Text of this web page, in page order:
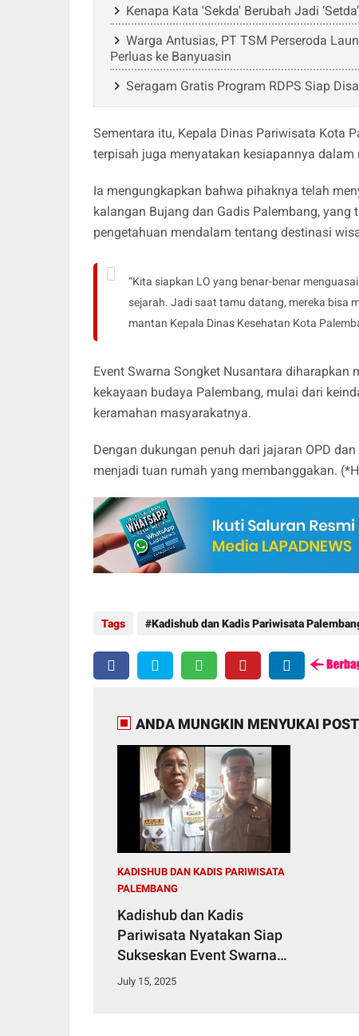
Kenapa Kata 'Sekda' Berubah Jadi
Warga Antusias, PT TSM Perseroda
Perluas ke Banyuasin
Seragam Gratis Program RDPS Siap
Sementara itu, Kepala Dinas Pariwisata Kota
terpisah juga menyatakan kesiapannya
Ia mengungkapkan bahwa pihaknya telah
kalangan Bujang dan Gadis Palembang,
pengetahuan mendalam tentang destinasi
“Kita siapkan LO yang benar-benar
sejarah. Jadi saat tamu datang, mereka bisa
mantan Kepala Dinas Kesehatan Kota
Event Swarna Songket Nusantara
kekayaan budaya Palembang, mulai dari
keramahan masyarakatnya.
Dengan dukungan penuh dari jajaran OPD
menjadi tuan rumah yang membanggakan.
Tags Kadishub dan Kadis Pariwisata
ANDA MUNGKIN MENYUKAI
KADISHUB DAN KADIS PARIWISATA
PALEMBANG
Kadishub dan Kadis
Pariwisata Nyatakan Siap
Sukseskan Event Swarna
Songket Nusantara
July 15, 2025